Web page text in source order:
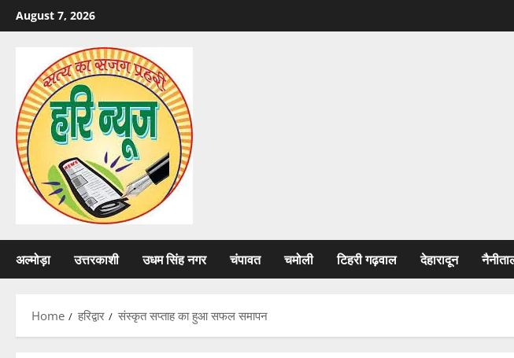
Skip
to
August 7, 2026
अल्मोड़ा उत्तरकाशी उधम सिंह नगर चंपावत चमोली टिहरी गढ़वाल देहारादून
Home हरिद्वार संस्कृत सप्ताह का हुआ सफल समापन